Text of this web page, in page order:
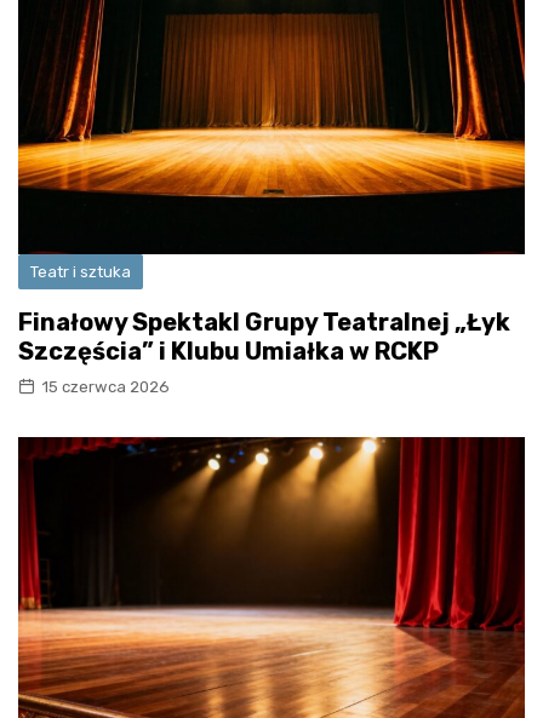
Teatr i sztuka
Finałowy Spektakl Grupy Teatralnej „Łyk
Szczęścia” i Klubu Umiałka w RCKP
15 czerwca 2026